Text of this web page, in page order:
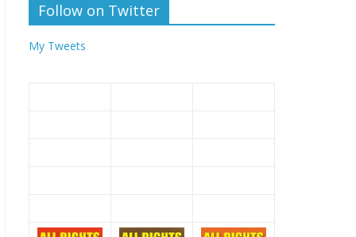
Follow on Twitter
My Tweets